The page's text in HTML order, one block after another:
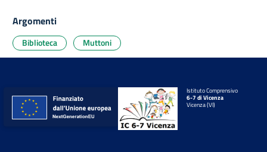
Argomenti
Biblioteca Muttoni
Istituto Comprensivo
6-7 di Vicenza
Vicenza (VI)